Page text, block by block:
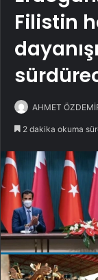
Filistin
AHMET
2 dakika okuma